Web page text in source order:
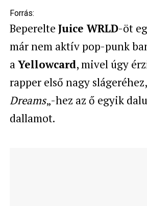
Forrás:
Beperelte Juice WRLD-öt
már nem aktív pop-punk
aYellowcard, mivel úgy
rapper első nagy
Dreams„-hez az ő egyik
dallamot.